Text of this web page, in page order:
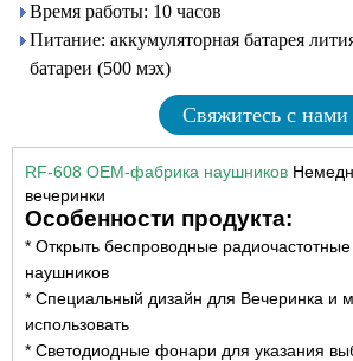
Время работы: 10 часов
Питание: аккумуляторная батарея
батареи (500 мэх)
Свяжитесь с нами
RF-608 OEM-фабрика наушников
вечеринки
Особенности продукта:
* Открыть беспроводные
наушников
* Специальный дизайн для Вечеринка и
использовать
* Светодиодные фонари для указания